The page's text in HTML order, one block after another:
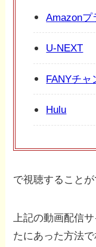
Amazonプ
U-NEXT
FANYチャ
Hulu
で視聴することが
上記の動画配信
たにあった方法